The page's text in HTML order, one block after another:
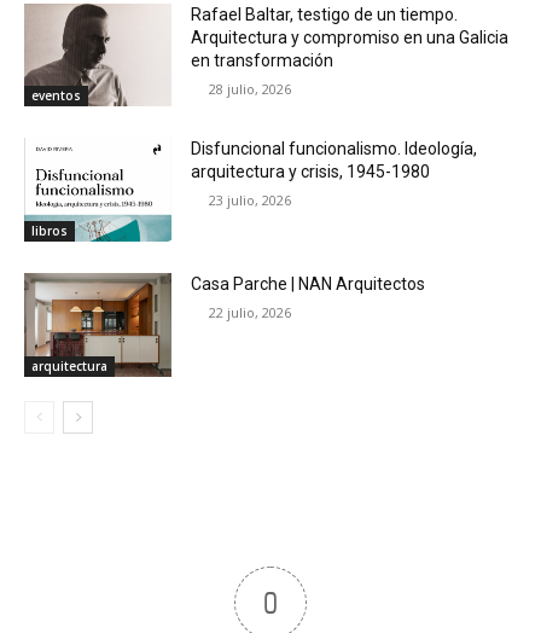
eventos
Rafael Baltar, testigo de un tiempo.
Arquitectura y compromiso en una Galicia
en transformación
28 julio, 2026
libros
Disfuncional funcionalismo. Ideología,
arquitectura y crisis, 1945-1980
23 julio, 2026
arquitectura
Casa Parche | NAN Arquitectos
22 julio, 2026
0